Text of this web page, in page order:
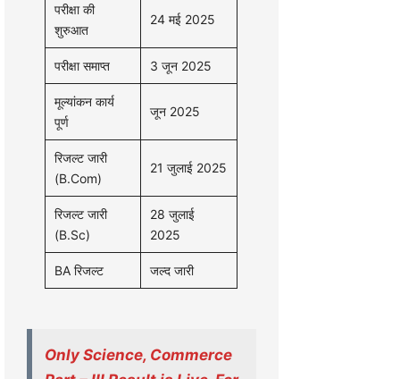
परीक्षा की
शुरुआत
24 मई 2025
परीक्षा समाप्त 3 जून 2025
मूल्यांकन कार्य
पूर्ण
जून 2025
रिजल्ट जारी
(B.Com)
21 जुलाई 2025
रिजल्ट जारी
(B.Sc)
28 जुलाई
2025
BA रिजल्ट जल्द जारी
Only Science, Commerce